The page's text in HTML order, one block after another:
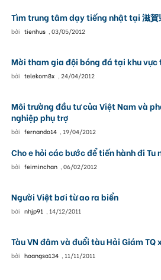
Tìm trung tâm dạy tiếng nhật tại 滋
bởi tienhus , 03/05/2012
Mời tham gia đội bóng đá tại khu vực
bởi telekom8x , 24/04/2012
Môi trường đầu tư của Việt Nam và
nghiệp phụ trợ
bởi fernando14 , 19/04/2012
Cho e hỏi các bước để tiến hành đi Tu
bởi feiminchan , 06/02/2012
Người Việt bơi từ ao ra biển
bởi nhjp91 , 14/12/2011
Tàu VN đâm và đuổi tàu Hải Giám TQ
bởi hoangsa134 , 11/11/2011